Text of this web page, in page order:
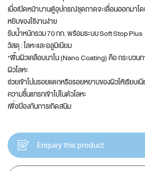
เมื่อเปิดหน้าบานตู้อุปกรณ์ชุดถาดจะเลื่อนออกมาโ
หยิบของใช้งานง่าย
รับน้ำหนักรวม 70 กก. พร้อมระบบ Soft Stop Plus
วัสดุ : โลหะและอลูมิเนียม
*พื้นผิวเคลือบนาโน (Nano Coating) คือ กระบว
ผิวโลหะ
ช่วยเข้าไปมรอยแตกหรือรอยหยาบของผิวให้เรียบเ
ความชื้นแทรกเข้าไปในตัวโลหะ
เพื่อป้องกันการเกิดสนิม
Enquiry this product